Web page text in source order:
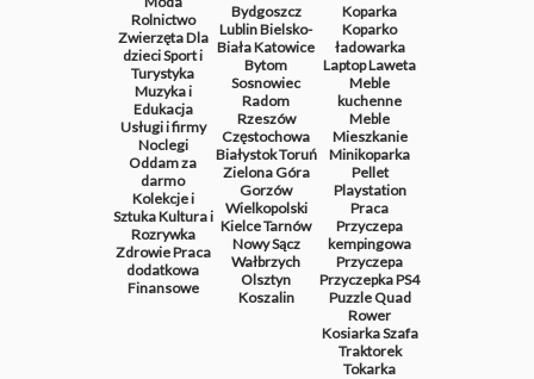
Rolnictwo
ZwierzętaDla
dzieciSport i
Turystyka
Muzyka i
Edukacja
Usługi i firmy
Noclegi
Oddam za
darmo
Kolekcje i
SztukaKultura i
Rozrywka
ZdrowiePraca
dodatkowa
Finansowe
Bydgoszcz
LublinBielsko-
BiałaKatowice
Bytom
Sosnowiec
Radom
Rzeszów
Częstochowa
BiałystokToruń
Zielona Góra
Gorzów
Wielkopolski
KielceTarnów
Nowy Sącz
Wałbrzych
Olsztyn
Koszalin
Koparka
Koparko
ładowarka
LaptopLaweta
Meble
kuchenne
Meble
Mieszkanie
Minikoparka
Pellet
Playstation
Praca
Przyczepa
kempingowa
Przyczepa
PrzyczepkaPS4
PuzzleQuad
Rower
KosiarkaSzafa
Traktorek
Tokarka